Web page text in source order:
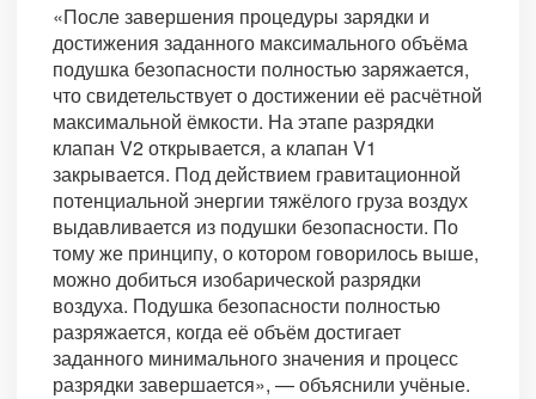
«После завершения процедуры зарядки и
достижения заданного максимального объёма
подушка безопасности полностью заряжается,
что свидетельствует о достижении её расчётной
максимальной ёмкости. На этапе разрядки
клапан V2 открывается, а клапан V1
закрывается. Под действием гравитационной
потенциальной энергии тяжёлого груза воздух
выдавливается из подушки безопасности. По
тому же принципу, о котором говорилось выше,
можно добиться изобарической разрядки
воздуха. Подушка безопасности полностью
разряжается, когда её объём достигает
заданного минимального значения и процесс
разрядки завершается», — объяснили учёные.